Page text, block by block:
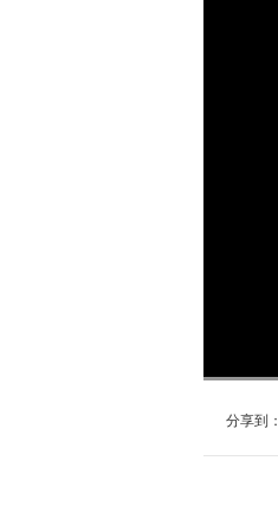
分享到：